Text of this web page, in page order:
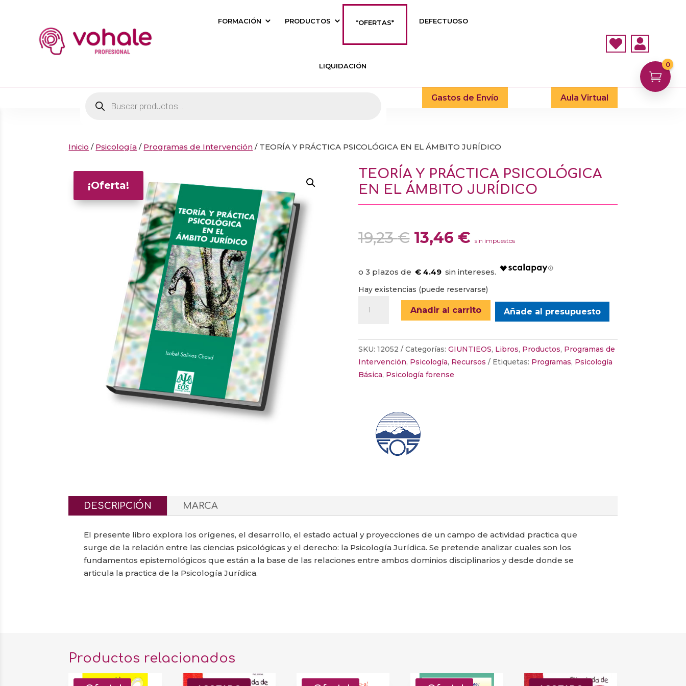
FORMACIÓN PRODUCTOS *OFERTAS* DEFECTUOSO
LIQUIDACIÓN
 
productos
Gastos de Envío Aula Virtual
Inicio / Psicología / Programas de Intervención / TEORÍA Y PRÁCTICA PSICOLÓGICA EN EL ÁMBITO JURÍDICO
¡Oferta!
TEORÍA Y PRÁCTICA PSICOLÓGICA
EN EL ÁMBITO JURÍDICO
19,23€ El
precio
era:
19,23 €.
13,46 €El
precio
actual
es:
13,46 €.
sin impuestos
€ 4.49
Hay existencias (puede reservarse)
PSICOLÓGICA
EN
EL
ÁMBITO
Añadir al carrito Añade al presupuesto
SKU: 12052 Categorías: GIUNTIEOS, Libros, Productos, Programas de
Intervención, Psicología, Recursos Etiquetas: Programas, Psicología
Básica, Psicología forense
DESCRIPCIÓN MARCA
El presente libro explora los orígenes, el desarrollo, el estado actual y proyecciones de un campo de actividad practica que
surge de la relación entre las ciencias psicológicas y el derecho: la Psicología Jurídica. Se pretende analizar cuales son los
fundamentos epistemológicos que están a la base de las relaciones entre ambos dominios disciplinarios y desde donde se
articula la practica de la Psicología Jurídica.
Productos relacionados

0